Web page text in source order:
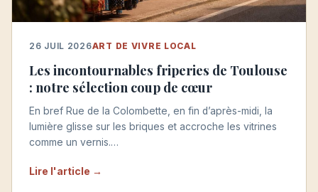
26 JUIL 2026ART DE VIVRE LOCAL
Les incontournables friperies de Toulouse
: notre sélection coup de cœur
En bref Rue de la Colombette, en fin d’après-midi, la
lumière glisse sur les briques et accroche les vitrines
comme un vernis.…
Lire l'article →